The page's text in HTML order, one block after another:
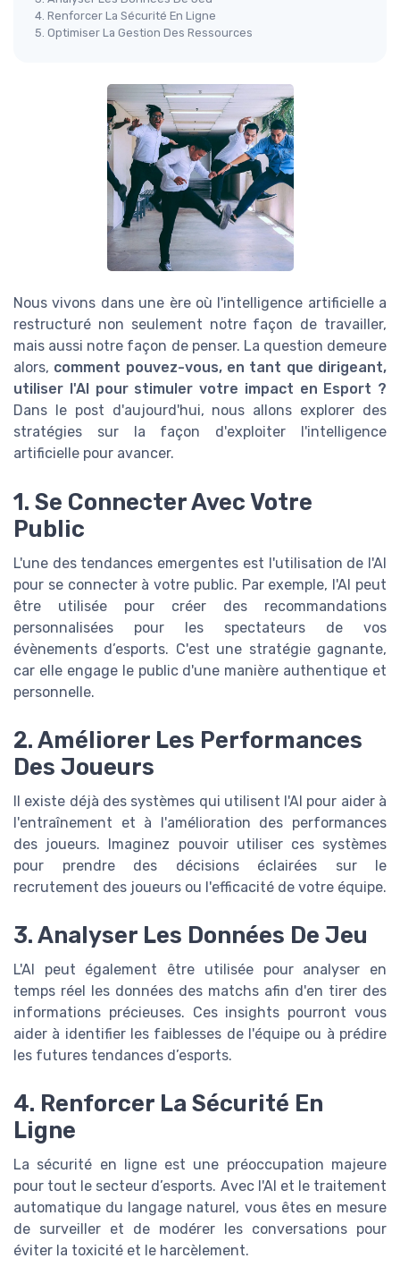
4. Renforcer La Sécurité En Ligne
5. Optimiser La Gestion Des Ressources
Nous vivons dans une ère où l'intelligence artificielle a
restructuré non seulement notre façon de travailler,
mais aussi notre façon de penser. La question demeure
alors, comment pouvez-vous, en tant que dirigeant,
utiliser l'AI pour stimuler votre impact en Esport ?
Dans le post d'aujourd'hui, nous allons explorer des
stratégies sur la façon d'exploiter l'intelligence
artificielle pour avancer.
1. Se Connecter Avec Votre
Public
L'une des tendances emergentes est l'utilisation de l'AI
pour se connecter à votre public. Par exemple, l'AI peut
être utilisée pour créer des recommandations
personnalisées pour les spectateurs de vos
évènements d’esports. C'est une stratégie gagnante,
car elle engage le public d'une manière authentique et
personnelle.
2. Améliorer Les Performances
Des Joueurs
Il existe déjà des systèmes qui utilisent l'AI pour aider à
l'entraînement et à l'amélioration des performances
des joueurs. Imaginez pouvoir utiliser ces systèmes
pour prendre des décisions éclairées sur le
recrutement des joueurs ou l'efficacité de votre équipe.
3. Analyser Les Données De Jeu
L'AI peut également être utilisée pour analyser en
temps réel les données des matchs afin d'en tirer des
informations précieuses. Ces insights pourront vous
aider à identifier les faiblesses de l'équipe ou à prédire
les futures tendances d’esports.
4. Renforcer La Sécurité En
Ligne
La sécurité en ligne est une préoccupation majeure
pour tout le secteur d’esports. Avec l'AI et le traitement
automatique du langage naturel, vous êtes en mesure
de surveiller et de modérer les conversations pour
éviter la toxicité et le harcèlement.